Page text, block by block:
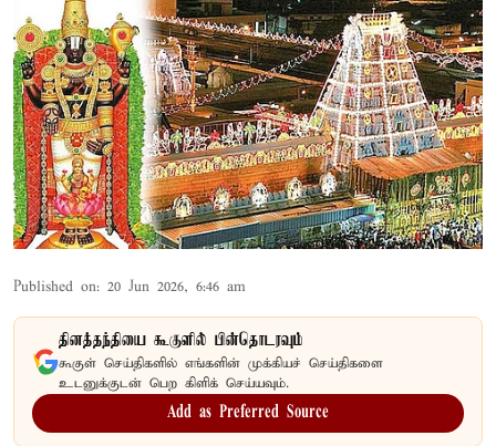
Published on: 20 Jun 2026, 6:46 am
தினத்தந்தியை கூகுளில் பின்தொடரவும்
கூகுள் செய்திகளில் எங்களின் முக்கியச் செய்திகளை
உடனுக்குடன் பெற கிளிக் செய்யவும்.
Add as Preferred Source